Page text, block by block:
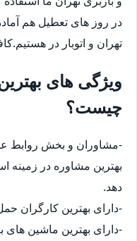
در روز های تعطیل هم
تهران و اتوبار در
ویژگی های
چیست؟
-مشاوران و بخش روابط
بهترین مشاوره در زمینه
دهد.
-دارای بهترین کارگران
-دارای بهترین ماشین های